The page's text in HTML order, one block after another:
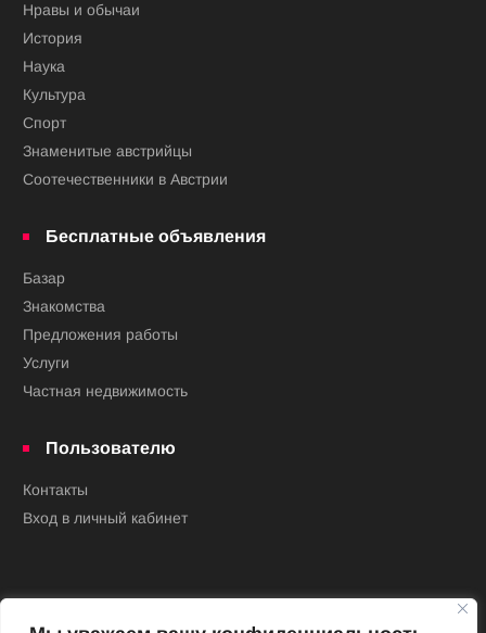
Нравы и обычаи
История
Наука
Культура
Спорт
Знаменитые австрийцы
Соотечественники в Австрии
Бесплатные объявления
Базар
Знакомства
Предложения работы
Услуги
Частная недвижимость
Пользователю
Контакты
Вход в личный кабинет